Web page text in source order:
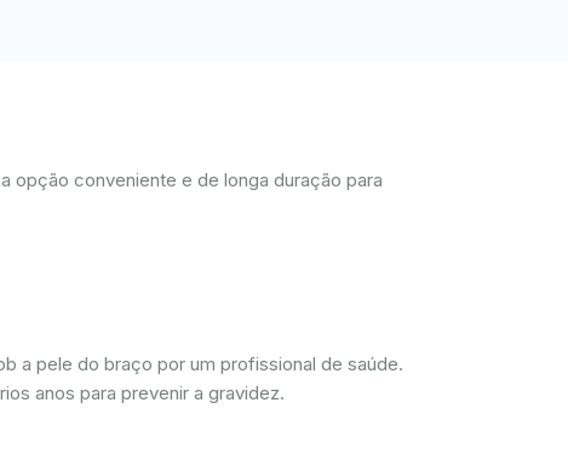
opção conveniente e de longa duração para
a pele do braço por um profissional de saúde.
anos para prevenir a gravidez.